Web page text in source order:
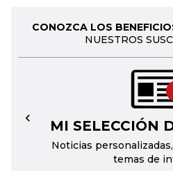
CONOZCA LOS
NUESTROS
MI SELECCIÓN
Noticias
temas de
←